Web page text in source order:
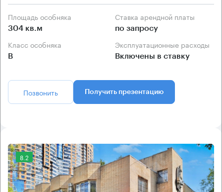
Площадь особняка
304 кв.м
Ставка арендной платы
по запросу
Класс особняка
B
Эксплуатационные расходы
Включены в ставку
Позвонить Получить презентацию
8.2